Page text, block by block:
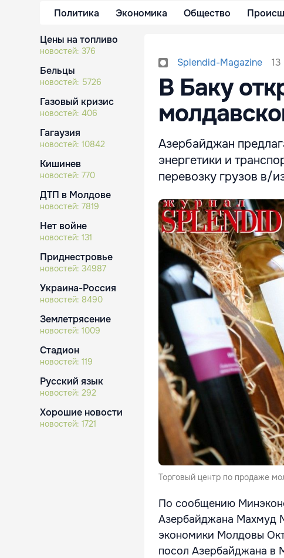
Политика Экономика Общество
Цены на топливо
новостей: 376
Бельцы
новостей: 5726
Газовый кризис
новостей: 406
Гагаузия
новостей: 10842
Кишинев
новостей: 770
ДТП в Молдове
новостей: 7819
Нет войне
новостей: 131
Приднестровье
новостей: 34987
Украина-Россия
новостей: 8490
Землетрясение
новостей: 1009
Стадион
новостей: 119
Русский язык
новостей: 292
Хорошие новости
новостей: 1721
Splendid-Magazine 13
В Баку
Азербайджан
энергетики и
перевозку грузов в/
Торговый центр по продаже
По сообщению
Азербайджана Махмуд
экономики Молдовы
посол Азербайджана в